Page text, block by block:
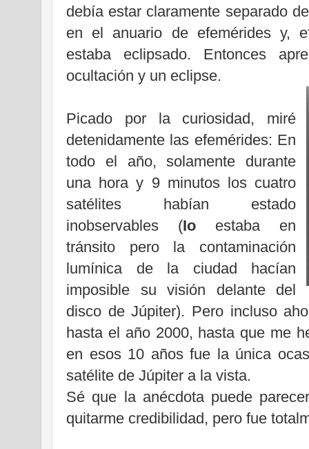
debía estar claramente separado
en el anuario de efemérides y,
estaba eclipsado. Entonces
ocultación y un eclipse.
Picado por la curiosidad, miré
detenidamente las efemérides: En
todo el año, solamente durante
una hora y 9 minutos los cuatro
satélites habían estado
inobservables (Io estaba en
tránsito pero la contaminación
lumínica de la ciudad hacían
imposible su visión delante del
disco de Júpiter). Pero incluso
hasta el año 2000, hasta que me
en esos 10 años fue la única
satélite de Júpiter a la vista.
Sé que la anécdota puede
quitarme credibilidad, pero fue